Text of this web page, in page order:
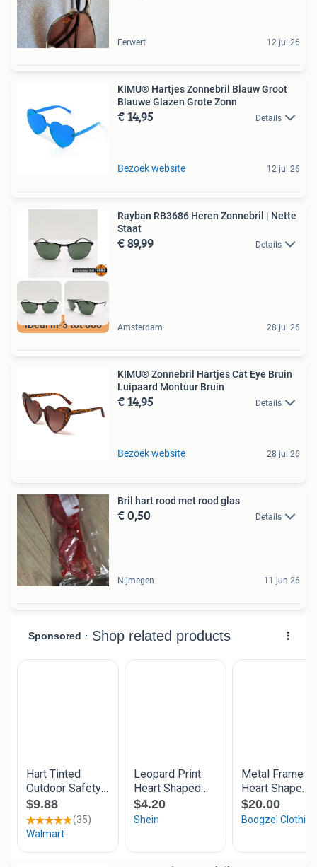
Ferwert 12 jul 26
KIMU® Hartjes Zonnebril Blauw Groot
Blauwe Glazen Grote Zonn
€ 14,95 Details
Bezoek website 12 jul 26
iDeal in-3 tot 600
Rayban RB3686 Heren Zonnebril | Nette
Staat
€ 89,99 Details
Amsterdam 28 jul 26
KIMU® Zonnebril Hartjes Cat Eye Bruin
Luipaard Montuur Bruin
€ 14,95 Details
Bezoek website 28 jul 26
Bril hart rood met rood glas
€ 0,50 Details
Nijmegen 11 jun 26